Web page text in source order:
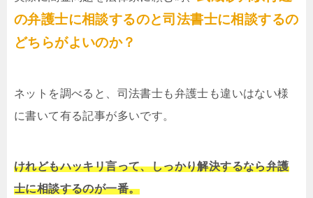
の弁護士に相談するのと司法書士に相談するの
どちらがよいのか？
ネットを調べると、司法書士も弁護士も違いはない様
に書いて有る記事が多いです。
けれどもハッキリ言って、しっかり解決するなら弁護
士に相談するのが一番。